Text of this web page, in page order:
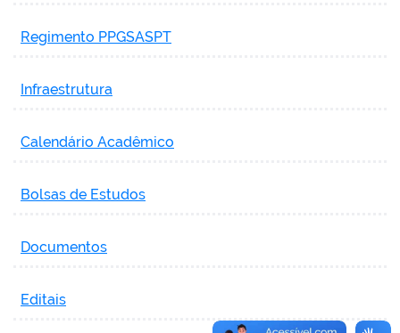
Regimento PPGSASPT
Infraestrutura
Calendário Acadêmico
Bolsas de Estudos
Documentos
Editais